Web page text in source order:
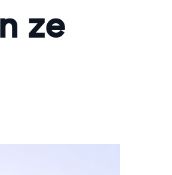
ze